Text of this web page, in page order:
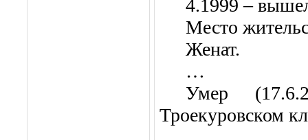
4.1999 –
Место
Женат.
…
Умер
Троекуровском